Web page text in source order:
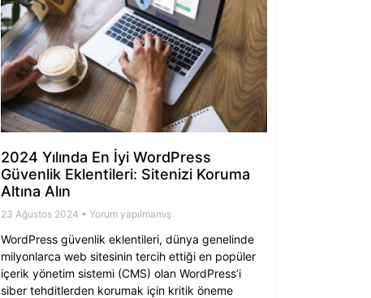
2024 Yılında En İyi WordPress
Güvenlik Eklentileri: Sitenizi Koruma
Altına Alın
23 Ağustos 2024 Yorum yapılmamış
WordPress güvenlik eklentileri, dünya genelinde
milyonlarca web sitesinin tercih ettiği en popüler
içerik yönetim sistemi (CMS) olan WordPress’i
siber tehditlerden korumak için kritik öneme